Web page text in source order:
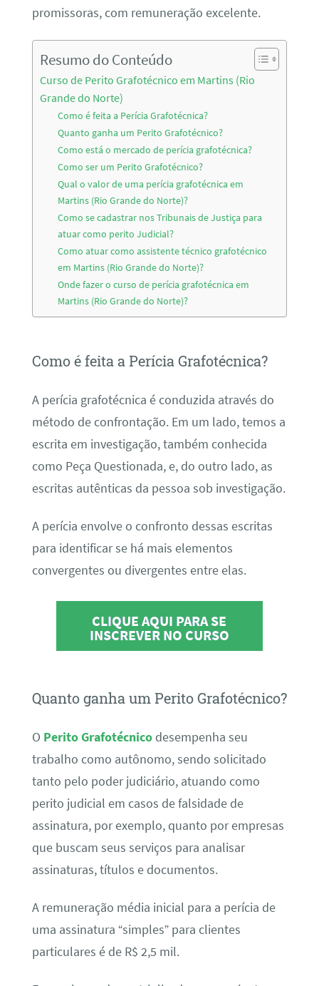
promissoras, com remuneração excelente.
Resumo do Conteúdo
Curso de Perito Grafotécnico em Martins (Rio
Grande do Norte)
Como é feita a Perícia Grafotécnica?
Quanto ganha um Perito Grafotécnico?
Como está o mercado de perícia grafotécnica?
Como ser um Perito Grafotécnico?
Qual o valor de uma perícia grafotécnica em
Martins (Rio Grande do Norte)?
Como se cadastrar nos Tribunais de Justiça para
atuar como perito Judicial?
Como atuar como assistente técnico grafotécnico
em Martins (Rio Grande do Norte)?
Onde fazer o curso de perícia grafotécnica em
Martins (Rio Grande do Norte)?
Como é feita a Perícia Grafotécnica?
A perícia grafotécnica é conduzida através do
método de confrontação. Em um lado, temos a
escrita em investigação, também conhecida
como Peça Questionada, e, do outro lado, as
escritas autênticas da pessoa sob investigação.
A perícia envolve o confronto dessas escritas
para identificar se há mais elementos
convergentes ou divergentes entre elas.
CLIQUE AQUI PARA SE
INSCREVER NO CURSO
Quanto ganha um Perito Grafotécnico?
O Perito Grafotécnicodesempenha seu
trabalho como autônomo, sendo solicitado
tanto pelo poder judiciário, atuando como
perito judicial em casos de falsidade de
assinatura, por exemplo, quanto por empresas
que buscam seus serviços para analisar
assinaturas, títulos e documentos.
A remuneração média inicial para a perícia de
uma assinatura “simples” para clientes
particulares é de R$ 2,5 mil.